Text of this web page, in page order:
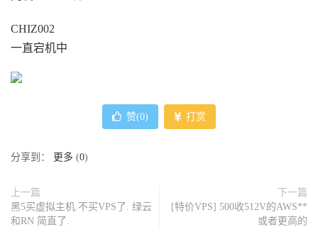
CHIZ002
一直宕机中
赞(0) 打赏
分享到： 更多 (0)
上一篇
黑5买虚拟主机.不买VPS了. 绿云
和RN 简直了.
下一篇
[特价VPS] 500收512V的AWS**
或者更高的